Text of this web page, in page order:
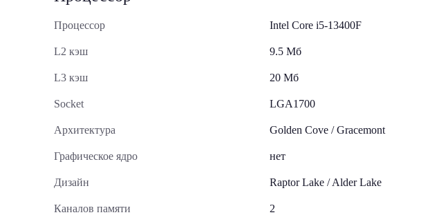
Процессор Intel Core i5-13400F
L2 кэш 9.5 Мб
L3 кэш 20 Мб
Socket LGA1700
Архитектура Golden Cove / Gracemont
Графическое ядро нет
Дизайн Raptor Lake / Alder Lake
Каналов памяти 2